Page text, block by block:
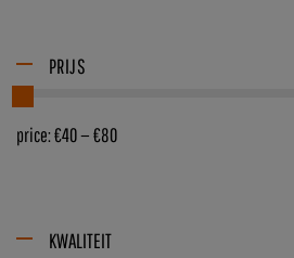
PRIJS
price:€40—€80
KWALITEIT